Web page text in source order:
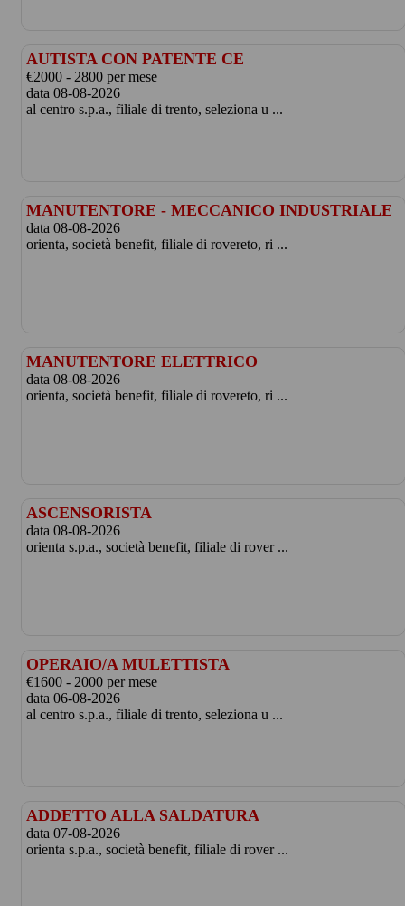
AUTISTA CON PATENTE CE
€2000 - 2800 per mese
data 08-08-2026
al centro s.p.a., filiale di trento, seleziona u ...
MANUTENTORE - MECCANICO INDUSTRIALE
data 08-08-2026
orienta, società benefit, filiale di rovereto, ri ...
MANUTENTORE ELETTRICO
data 08-08-2026
orienta, società benefit, filiale di rovereto, ri ...
ASCENSORISTA
data 08-08-2026
orienta s.p.a., società benefit, filiale di rover ...
OPERAIO/A MULETTISTA
€1600 - 2000 per mese
data 06-08-2026
al centro s.p.a., filiale di trento, seleziona u ...
ADDETTO ALLA SALDATURA
data 07-08-2026
orienta s.p.a., società benefit, filiale di rover ...